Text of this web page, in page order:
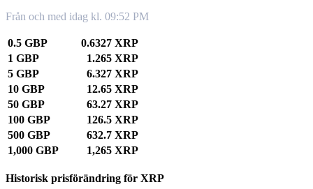
Från och med idag kl. 09:52 PM
0.5 GBP
0.6327 XRP
1 GBP
1.265 XRP
5 GBP
6.327 XRP
10 GBP
12.65 XRP
50 GBP
63.27 XRP
100 GBP
126.5 XRP
500 GBP
632.7 XRP
1,000 GBP
1,265 XRP
Historisk prisförändring för XRP